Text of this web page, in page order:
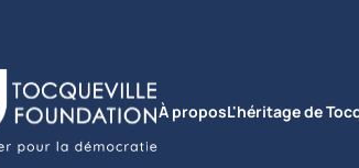
À proposL'héritage de